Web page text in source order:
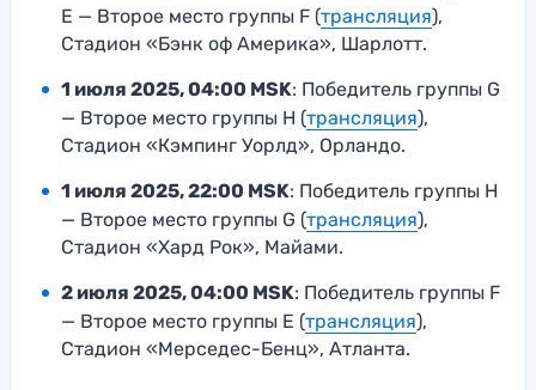
E — Второе место группы F (трансляция),
Стадион «Бэнк оф Америка», Шарлотт.
1 июля 2025, 04:00 MSK: Победитель группы G
— Второе место группы H (трансляция),
Стадион «Кэмпинг Уорлд», Орландо.
1 июля 2025, 22:00 MSK: Победитель группы H
— Второе место группы G (трансляция),
Стадион «Хард Рок», Майами.
2 июля 2025, 04:00 MSK: Победитель группы F
— Второе место группы E (трансляция),
Стадион «Мерседес-Бенц», Атланта.